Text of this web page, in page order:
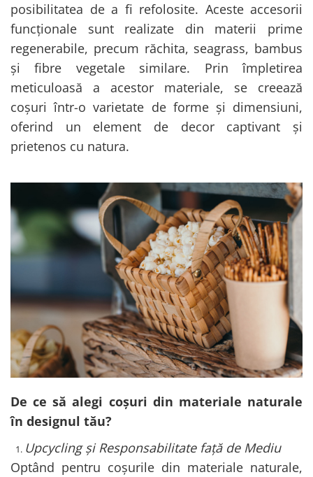
posibilitatea de a fi refolosite. Aceste accesorii
funcționale sunt realizate din materii prime
regenerabile, precum răchita, seagrass, bambus
și fibre vegetale similare. Prin împletirea
meticuloasă a acestor materiale, se creează
coșuri într-o varietate de forme și dimensiuni,
oferind un element de decor captivant și
prietenos cu natura.
De ce să alegi coșuri din materiale naturale
în designul tău?
Upcycling și Responsabilitate față de Mediu
Optând pentru coșurile din materiale naturale,